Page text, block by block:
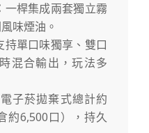
一桿集成兩套獨立霧
味煙油。
持單口味獨享、雙口
混合輸出，玩法多
子菸拋棄式總計約
約6,500口），持久